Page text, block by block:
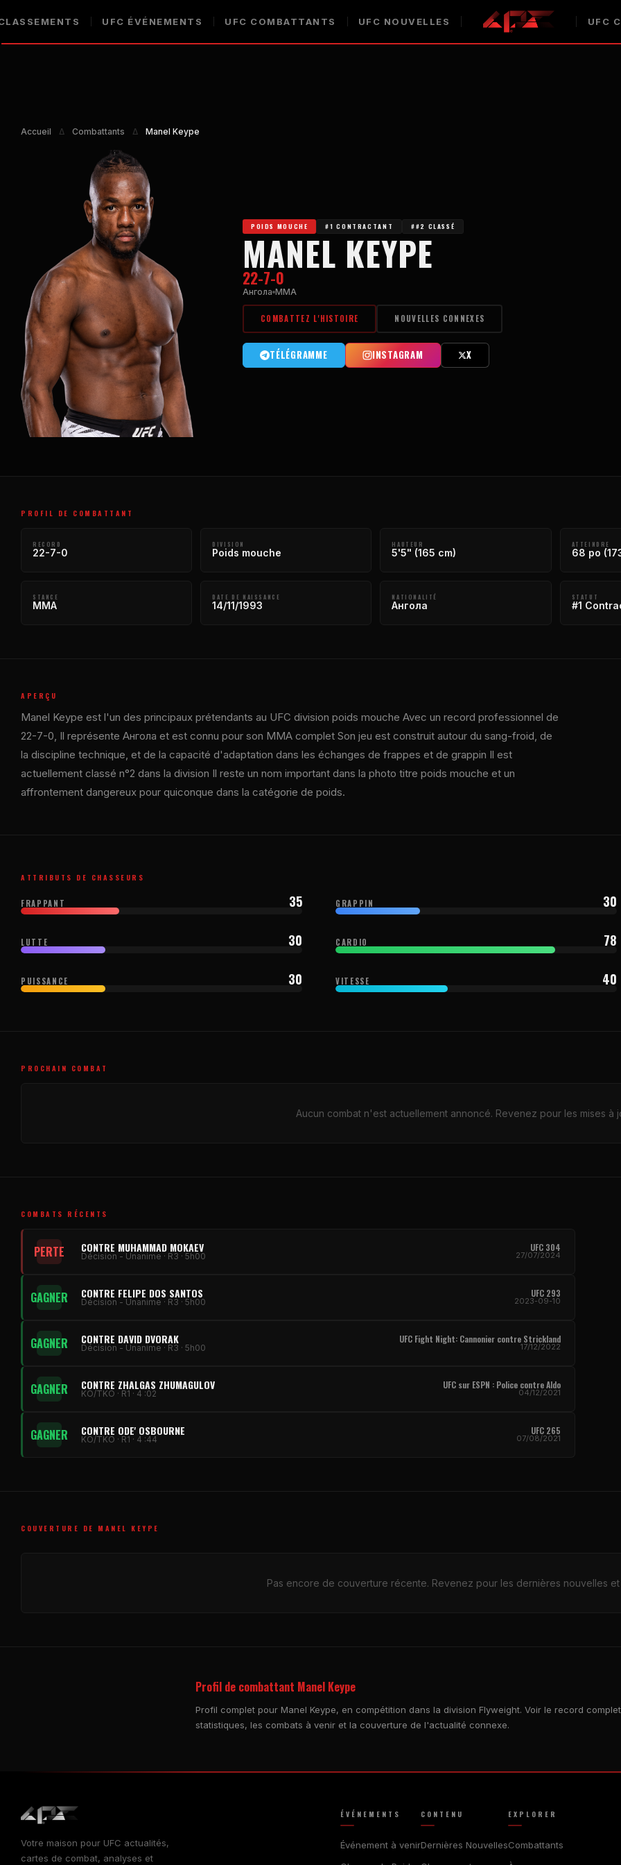
UFC ÉVÉNEMENTS UFC COMBATTANTS UFC NOUVELLES UFC
Accueil Δ Combattants Δ Manel Keype
POIDS MOUCHE #1 CONTRACTANT ##2 CLASSÉ
MANEL KEYPE
22-7-0
Ангола MMA
COMBATTEZ L'HISTOIRE NOUVELLES CONNEXES
TÉLÉGRAMME INSTAGRAM X
PROFIL DE COMBATTANT
RECORD
22-7-0
DIVISION
Poids mouche
HAUTEUR
5'5" (165 cm)
ATTEINDRE
68 po
STANCE
MMA
DATE DE NAISSANCE
14/11/1993
NATIONALITÉ
Ангола
STATUT
#1
APERÇU
Manel Keype est l'un des principaux prétendants au UFC division poids mouche Avec un record professionnel de
22-7-0, Il représente Ангола et est connu pour son MMA complet Son jeu est construit autour du sang-froid, de
la discipline technique, et de la capacité d'adaptation dans les échanges de frappes et de grappin Il est
actuellement classé n°2 dans la division Il reste un nom important dans la photo titre poids mouche et un
affrontement dangereux pour quiconque dans la catégorie de poids.
ATTRIBUTS DE CHASSEURS
FRAPPANT 35 GRAPPIN 30
LUTTE 30 CARDIO 78
PUISSANCE 30 VITESSE 40
PROCHAIN COMBAT
Aucun combat n'est actuellement annoncé. Revenez pour les mises à
COMBATS RÉCENTS
PERTE CONTRE MUHAMMAD MOKAEV
Décision - Unanime · R3 · 5h00
UFC 304
27/07/2024
GAGNER CONTRE FELIPE DOS SANTOS
Décision - Unanime · R3 · 5h00
UFC 293
2023-09-10
GAGNER CONTRE DAVID DVORAK
Décision - Unanime · R3 · 5h00
UFC Fight Night: Cannonier contre Strickland
17/12/2022
GAGNER CONTRE ZHALGAS ZHUMAGULOV
KO/TKO · R1 · 4 :02
UFC sur ESPN : Police contre Aldo
04/12/2021
GAGNER CONTRE ODE' OSBOURNE
KO/TKO · R1 · 4 :44
UFC 265
07/08/2021
COUVERTURE DE MANEL KEYPE
Pas encore de couverture récente. Revenez pour les dernières nouvelles et
Profil de combattant Manel Keype
Profil complet pour Manel Keype, en compétition dans la division Flyweight. Voir le record
statistiques, les combats à venir et la couverture de l'actualité connexe.
Votre maison pour UFC actualités,
cartes de combat, analyses et
ÉVÉNEMENTS
Événement à venir
CONTENU
Dernières Nouvelles
EXPLORER
Combattants